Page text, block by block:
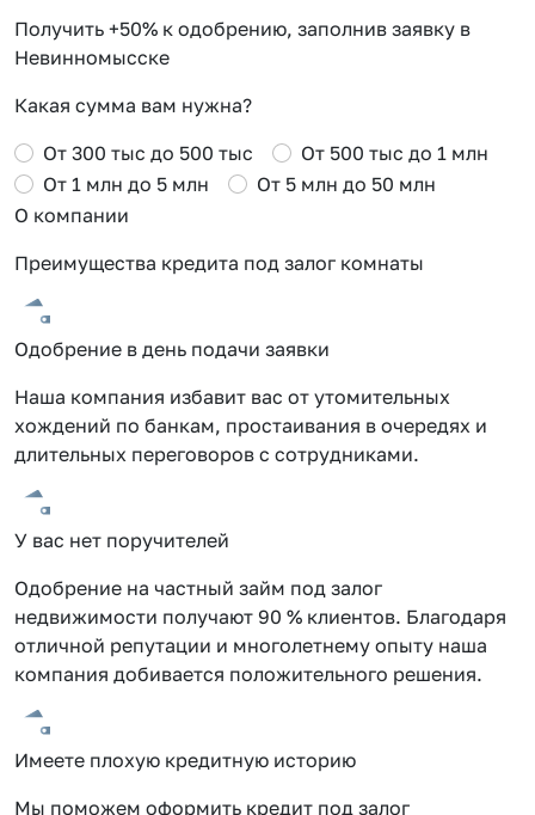
Получить +50% к одобрению, заполнив заявку в
Невинномысске
Какая сумма вам нужна?
От 300 тыс до 500 тыс
От 500 тыс до 1 млн
От 1 млн до 5 млн
От 5 млн до 50 млн
О компании
Преимущества кредита под залог комнаты
Одобрение в день подачи заявки
Наша компания избавит вас от утомительных
хождений по банкам, простаивания в очередях и
длительных переговоров с сотрудниками.
У вас нет поручителей
Одобрение на частный займ под залог
недвижимости получают 90 % клиентов. Благодаря
отличной репутации и многолетнему опыту наша
компания добивается положительного решения.
Имеете плохую кредитную историю
Мы поможем оформить кредит под залог